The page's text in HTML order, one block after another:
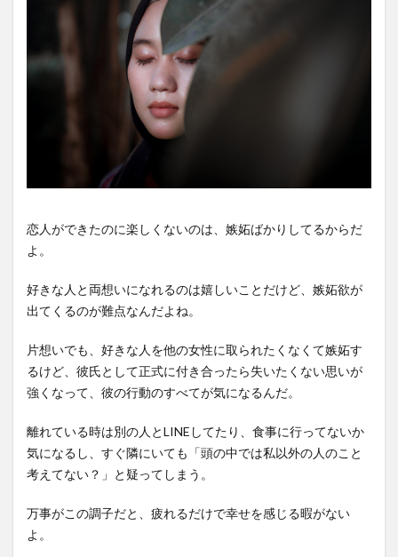
恋人ができたのに楽しくないのは、嫉妬ばかりしてるからだ
よ。
好きな人と両想いになれるのは嬉しいことだけど、嫉妬欲が
出てくるのが難点なんだよね。
片想いでも、好きな人を他の女性に取られたくなくて嫉妬す
るけど、彼氏として正式に付き合ったら失いたくない思いが
強くなって、彼の行動のすべてが気になるんだ。
離れている時は別の人とLINEしてたり、食事に行ってないか
気になるし、すぐ隣にいても「頭の中では私以外の人のこと
考えてない？」と疑ってしまう。
万事がこの調子だと、疲れるだけで幸せを感じる暇がない
よ。